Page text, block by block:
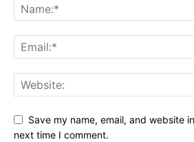
Save my name, email, and website
next time I comment.